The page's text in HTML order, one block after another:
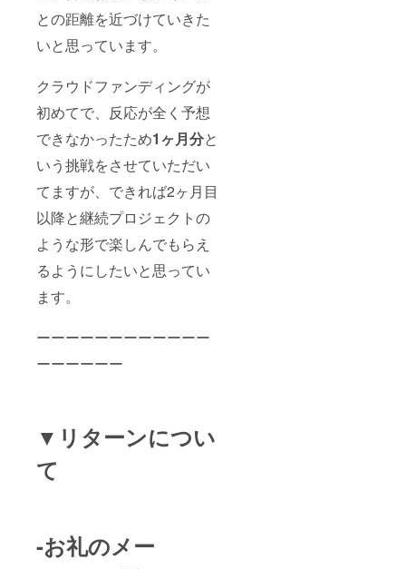
との距離を近づけていきた
いと思っています。
クラウドファンディングが
初めてで、反応が全く予想
できなかったため1ヶ月分と
いう挑戦をさせていただい
てますが、できれば2ヶ月目
以降と継続プロジェクトの
ような形で楽しんでもらえ
るようにしたいと思ってい
ます。
ーーーーーーーーーーーー
ーーーーーー
▼リターンについ
て
-お礼のメー